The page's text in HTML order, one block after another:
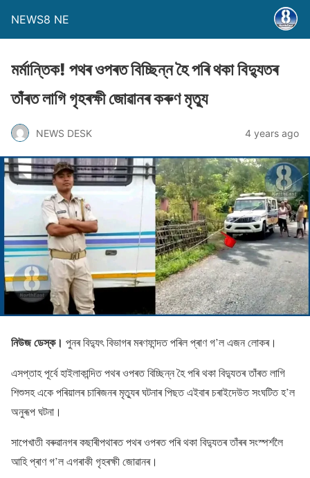
NEWS8 NE
মৰ্মান্তিক! পথৰ ওপৰত বিচ্ছিন্ন হৈ পৰি থকা বিদ্যুতৰ
তাঁৰত লাগি গৃহৰক্ষী জােৱানৰ কৰুণ মৃত্যু
NEWS DESK 4 years ago
নিউজ ডেস্ক। পুনৰ বিদ্যুৎ বিভাগৰ মৰণফান্দত পৰিল প্ৰাণ গ’ল এজন লােকৰ।
এসপ্তাহ পূৰ্বে হাইলাকান্দিত পথৰ ওপৰত বিচ্ছিন্ন হৈ পৰি থকা বিদ্যুতৰ তাঁৰত লাগি
শিশুসহ একে পৰিয়ালৰ চাৰিজনৰ মৃত্যুৰ ঘটনাৰ পিছত এইবাৰ চৰাইদেউত সংঘটিত হ’ল
অনুৰূপ ঘটনা।
সাপেখাতী বৰুৱানগৰ কছাৰীপথাৰত পথৰ ওপৰত পৰি থকা বিদ্যুতৰ তাঁৰৰ সংস্পৰ্শলৈ
আহি প্ৰাণ গ’ল এগৰাকী গৃহৰক্ষী জােৱানৰ।